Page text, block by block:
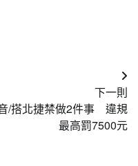
下一則
/搭北捷禁做2件事 違規
最高罰7500元